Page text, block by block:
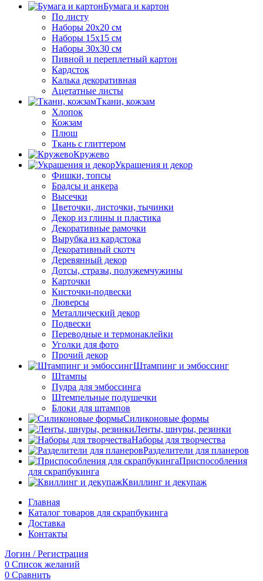
Бумага и картон
По листу
Наборы 20х20 см
Наборы 15х15 см
Наборы 30х30 см
Пивной и переплетный картон
Кардсток
Калька декоративная
Ацетатные листы
Ткани, кожзам
Хлопок
Кожзам
Плюш
Ткань с глиттером
Кружево
Украшения и декор
Фишки, топсы
Брадсы и анкера
Высечки
Цветочки, листочки, тычинки
Декор из глины и пластика
Декоративные рамочки
Вырубка из кардстока
Декоративный скотч
Деревянный декор
Дотсы, стразы, полужемчужины
Карточки
Кисточки-подвески
Люверсы
Металлический декор
Подвески
Переводные и термонаклейки
Уголки для фото
Прочий декор
Штампинг и эмбоссинг
Штампы
Пудра для эмбоссинга
Штемпельные подушечки
Блоки для штампов
Силиконовые формы
Ленты, шнуры, резинки
Наборы для творчества
Разделители для планеров
Приспособления
для скрапбукинга
Квиллинг и декупаж
Главная
Каталог товаров для скрапбукинга
Доставка
Контакты
Логин / Регистрация
0 Список желаний
0 Сравнить